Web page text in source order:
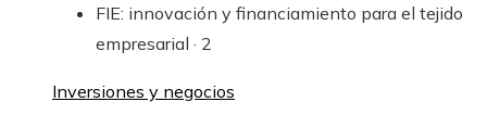
FIE: innovación y financiamiento para el tejido
empresarial · 2
Inversiones y negocios